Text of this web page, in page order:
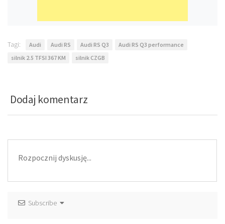
Tagi: Audi Audi RS Audi RS Q3
Audi RS Q3 performance
silnik 2.5 TFSI 367 KM
silnik CZGB
Dodaj komentarz
Subscribe